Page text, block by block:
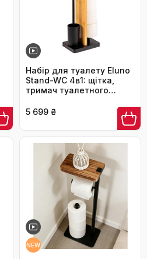
Набір для туалету Eluno
Stand-WC 4в1: щітка,
тримач туалетного
метал (чорний)
5 699 ₴
NEW